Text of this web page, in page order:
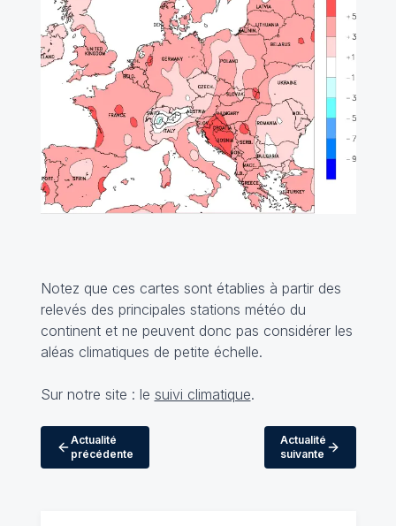
Notez que ces cartes sont établies à partir des
relevés des principales stations météo du
continent et ne peuvent donc pas considérer les
aléas climatiques de petite échelle.
Sur notre site : le suivi climatique.
Actualité
précédente
Actualité
suivante